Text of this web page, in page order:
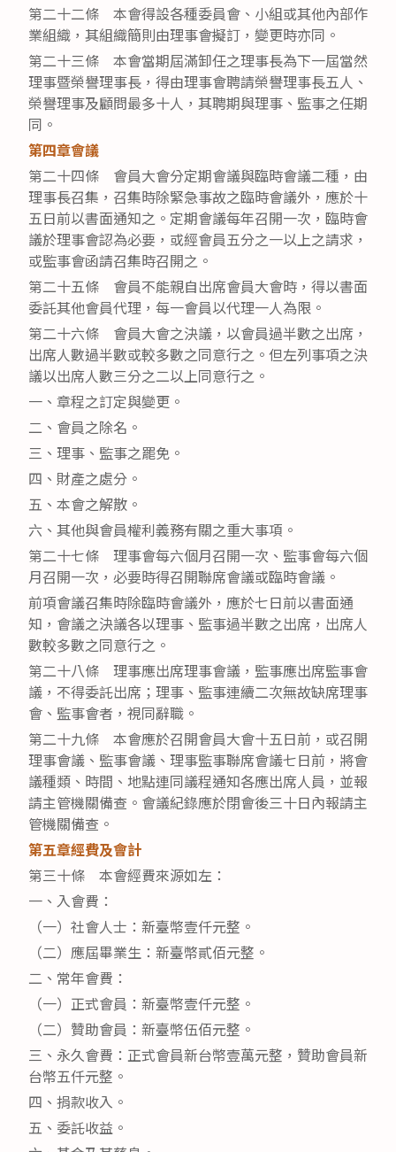
第二十二條 本會得設各種委員會、小組或其他內部作
業組織，其組織簡則由理事會擬訂，變更時亦同。
第二十三條 本會當期屆滿卸任之理事長為下一屆當然
理事暨榮譽理事長，得由理事會聘請榮譽理事長五人、
榮譽理事及顧問最多十人，其聘期與理事、監事之任期
同。
第四章會議
第二十四條 會員大會分定期會議與臨時會議二種，由
理事長召集，召集時除緊急事故之臨時會議外，應於十
五日前以書面通知之。定期會議每年召開一次，臨時會
議於理事會認為必要，或經會員五分之一以上之請求，
或監事會函請召集時召開之。
第二十五條 會員不能親自出席會員大會時，得以書面
委託其他會員代理，每一會員以代理一人為限。
第二十六條 會員大會之決議，以會員過半數之出席，
出席人數過半數或較多數之同意行之。但左列事項之決
議以出席人數三分之二以上同意行之。
一、章程之訂定與變更。
二、會員之除名。
三、理事、監事之罷免。
四、財產之處分。
五、本會之解散。
六、其他與會員權利義務有關之重大事項。
第二十七條 理事會每六個月召開一次、監事會每六個
月召開一次，必要時得召開聯席會議或臨時會議。
前項會議召集時除臨時會議外，應於七日前以書面通
知，會議之決議各以理事、監事過半數之出席，出席人
數較多數之同意行之。
第二十八條 理事應出席理事會議，監事應出席監事會
議，不得委託出席；理事、監事連續二次無故缺席理事
會、監事會者，視同辭職。
第二十九條 本會應於召開會員大會十五日前，或召開
理事會議、監事會議、理事監事聯席會議七日前，將會
議種類、時間、地點連同議程通知各應出席人員，並報
請主管機關備查。會議紀錄應於閉會後三十日內報請主
管機關備查。
第五章經費及會計
第三十條 本會經費來源如左：
一、入會費：
（一）社會人士：新臺幣壹仟元整。
（二）應屆畢業生：新臺幣貳佰元整。
二、常年會費：
（一）正式會員：新臺幣壹仟元整。
（二）贊助會員：新臺幣伍佰元整。
三、永久會費：正式會員新台幣壹萬元整，贊助會員新
台幣五仟元整。
四、捐款收入。
五、委託收益。